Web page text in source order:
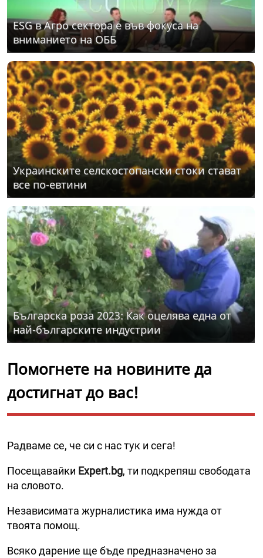
ЕSG в Агро сектора е във фокуса на
вниманието на ОББ
Украинските селскостопански стоки стават
все по-евтини
Българска роза 2023: Как оцелява една от
най-българските индустрии
Помогнете на новините да
достигнат до вас!
Радваме се, че си с нас тук и сега!
Посещавайки Expert.bg, ти подкрепяш свободата
на словото.
Независимата журналистика има нужда от
твоята помощ.
Всяко дарение ще бъде предназначено за